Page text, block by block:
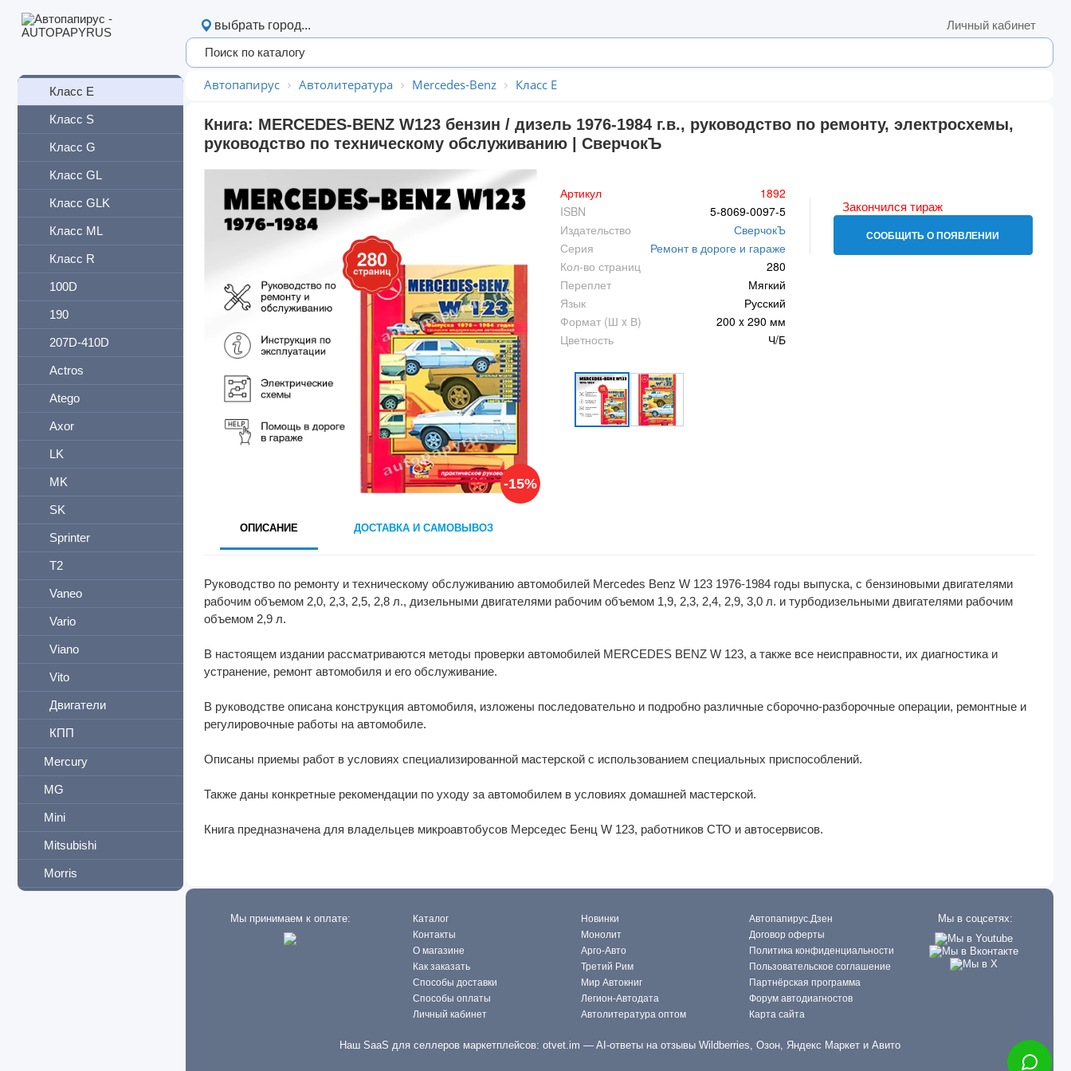
Класс B
Класс E
Класс S
Класс G
Класс GL
Класс GLK
Класс ML
Класс R
100D
190
207D-410D
Actros
Atego
Axor
LK
MK
SK
Sprinter
T2
Vaneo
Vario
Viano
Vito
Двигатели
КПП
Mercury
MG
Mini
Mitsubishi
Morris
выбрать город... Личный кабинет
Автопапирус Автолитература Mercedes-Benz Класс E
Книга: MERCEDES-BENZ W123 бензин / дизель 1976-1984 г.в., руководство по ремонту, электросхемы,
руководство по техническому обслуживанию | СверчокЪ
-15%
Артикул
1892
ISBN
5-8069-0097-5
Издательство
СверчокЪ
Серия
Ремонт в дороге и гараже
Кол-во страниц
280
Переплет
Мягкий
Язык
Русский
Формат (Ш x В)
200 x 290 мм
Цветность
Ч/Б
Закончился тираж
СООБЩИТЬ О ПОЯВЛЕНИИ
ОПИСАНИЕ ДОСТАВКА И САМОВЫВОЗ
Руководство по ремонту и техническому обслуживанию автомобилей Mercedes Benz W 123 1976-1984 годы выпуска, с бензиновыми двигателями
рабочим объемом 2,0, 2,3, 2,5, 2,8 л., дизельными двигателями рабочим объемом 1,9, 2,3, 2,4, 2,9, 3,0 л. и турбодизельными двигателями рабочим
объемом 2,9 л.
В настоящем издании рассматриваются методы проверки автомобилей MERCEDES BENZ W 123, а также все неисправности, их диагностика и
устранение, ремонт автомобиля и его обслуживание.
В руководстве описана конструкция автомобиля, изложены последовательно и подробно различные сборочно-разборочные операции, ремонтные и
регулировочные работы на автомобиле.
Описаны приемы работ в условиях специализированной мастерской с использованием специальных приспособлений.
Также даны конкретные рекомендации по уходу за автомобилем в условиях домашней мастерской.
Книга предназначена для владельцев микроавтобусов Мерседес Бенц W 123, работников СТО и автосервисов.
Мы принимаем к оплате:
Каталог
Контакты
О магазине
Как заказать
Способы доставки
Способы оплаты
Личный кабинет
Новинки
Монолит
Арго-Авто
Третий Рим
Мир Автокниг
Легион-Автодата
Автолитература оптом
Автопапирус.Дзен
Договор оферты
Политика конфиденциальности
Пользовательское соглашение
Партнёрская программа
Форум автодиагностов
Карта сайта
Мы в соцсетях:
Наш SaaS для селлеров маркетплейсов: otvet.im — AI-ответы на отзывы Wildberries, Озон, Яндекс Маркет и Авито